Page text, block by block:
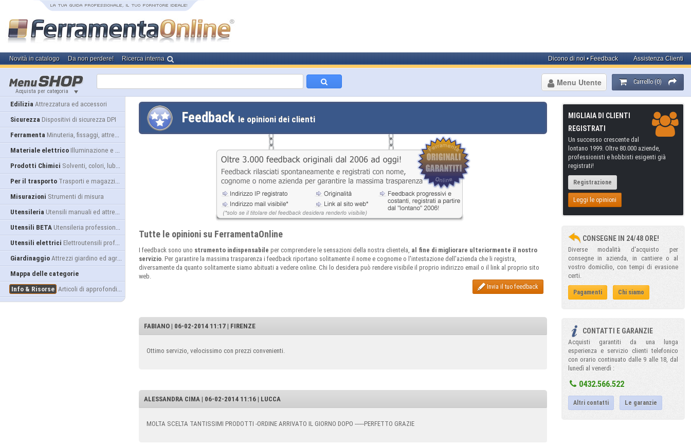
Novità in catalogo Da non perdere! Ricerca interna Assistenza Clienti
Dicono di noi • Feedback
Acquista per categoria
Carrello (0)
Menu Utente
Edilizia Attrezzatura ed accessori
Sicurezza Dispositivi di sicurezza DPI
Ferramenta Minuteria, fissaggi, attrezzatura
Materiale elettrico Illuminazione e alimentazione
Prodotti Chimici Solventi, colori, lubrificanti...
Per il trasporto Trasporti e magazzino
Misurazioni Strumenti di misura
Utensileria Utensili manuali ed attrezzature
Utensili BETA Utensileria professionale
Utensili elettrici Elettroutensili professionali
Giardinaggio Attrezzi giardino ed agricoltura
Mappa delle categorie
Info & Risorse Articoli di approfondimento
Feedback le opinioni dei clienti
Tutte le opinioni su FerramentaOnline
I feedback sono uno strumento indispensabile per comprendere le sensazioni della nostra clientela, al fine di migliorare ulteriormente il nostro
servizio. Per garantire la massima trasparenza i feedback riportano solitamente il nome e cognome o l'intestazione dell'azienda che li registra,
diversamente da quanto solitamente siamo abituati a vedere online. Chi lo desidera può rendere visibile il proprio indirizzo email o il link al proprio sito
web.
Invia il tuo feedback
FABIANO | 06-02-2014 11:17 | FIRENZE
Ottimo servizio, velocissimo con prezzi convenienti.
ALESSANDRA CIMA | 06-02-2014 11:16 | LUCCA
MOLTA SCELTA TANTISSIMI PRODOTTI -ORDINE ARRIVATO IL GIORNO DOPO ------PERFETTO GRAZIE
MIGLIAIA DI CLIENTI
REGISTRATI
Un successo crescente dal
lontano 1999. Oltre 80.000 aziende,
professionisti e hobbisti esigenti già
registrati!
Registrazione
Leggi le opinioni
CONSEGNE IN 24/48 ORE!
Diverse modalità d'acquisto per
consegne in azienda, in cantiere o al
vostro domicilio, con tempi di evasione
certi.
Pagamenti Chi siamo
CONTATTI E GARANZIE
Acquisti garantiti da una lunga
esperienza e servizio clienti telefonico
con orario continuato dalle 9 alle 18, dal
lunedì al venerdì :
0432.566.522
Altri contatti Le garanzie